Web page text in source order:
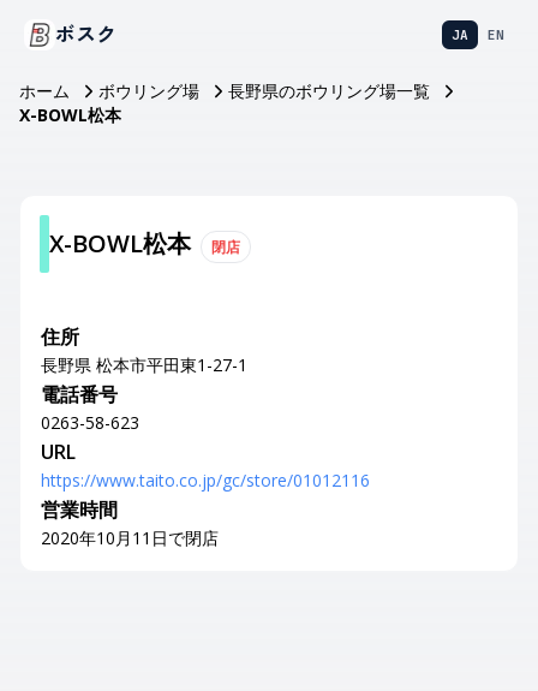
ボスク JA EN
ホーム ボウリング場
長野県のボウリング場一覧
X-BOWL松本
X-BOWL松本 閉店
住所
長野県 松本市平田東1-27-1
電話番号
0263-58-623
URL
https://www.taito.co.jp/gc/store/01012116
営業時間
2020年10月11日で閉店